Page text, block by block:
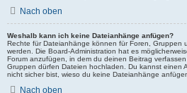
Nach oben
Weshalb kann ich keine Dateianhänge anfügen?
Rechte für Dateianhänge können für Foren, Gruppen
werden. Die Board-Administration hat es
Forum anzufügen, in dem du deinen Beitrag
Gruppen dürfen Dateien hochladen. Du kannst einen
nicht sicher bist, wieso du keine Dateianhänge
Nach oben